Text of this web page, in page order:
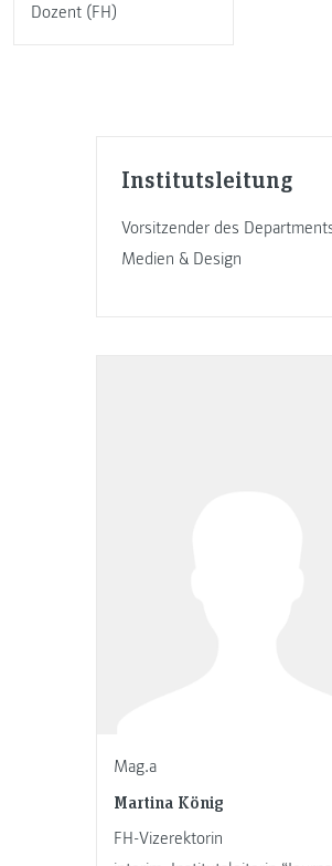
Institutsleitung
Vorsitzender des
Medien & Design
Mag.a
Martina König
FH-Vizerektorin
Dozent (FH)